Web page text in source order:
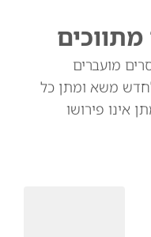
מועברים
משא ומתן כל
אינו פירושו